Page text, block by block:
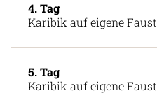
4. Tag
Karibik auf eigene Faust
5. Tag
Karibik auf eigene Faust